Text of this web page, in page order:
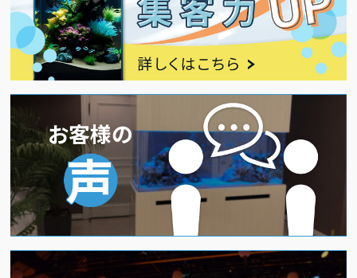
お客様の
声